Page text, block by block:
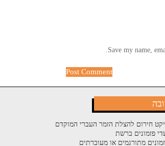
Save my name,
חירום להצלת הזמר העברי המוקדם
פזמונים ברשת
מתורגמים או מעוברתים